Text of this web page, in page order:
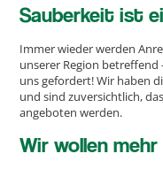
Sauberkeit ist
Immer wieder werden
unserer Region betreffend
uns gefordert! Wir haben
und sind zuversichtlich,
angeboten werden.
Wir wollen